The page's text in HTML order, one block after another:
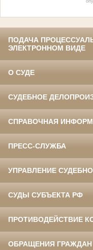
ПОДАЧА
ЭЛЕКТРОННОМ ВИДЕ
О СУДЕ
СУДЕБНОЕ
СПРАВОЧНАЯ
ПРЕСС-СЛУЖБА
УПРАВЛЕНИЕ
СУДЫ СУБЪЕКТА РФ
ПРОТИВОДЕЙСТВИЕ
ОБРАЩЕНИЯ ГРАЖДАН